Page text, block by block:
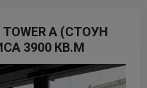
А (СТОУН
3900 КВ.М